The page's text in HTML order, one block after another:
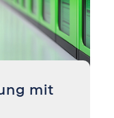
mit